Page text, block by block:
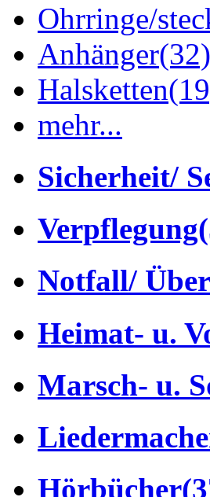
Ohrringe/
Anhänger(32)
Halsketten
mehr...
Sicherheit/
Verpflegung
Notfall/
Heimat- u.
Marsch- u.
Hörbücher